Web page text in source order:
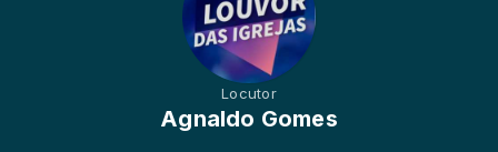
Locutor
Agnaldo Gomes